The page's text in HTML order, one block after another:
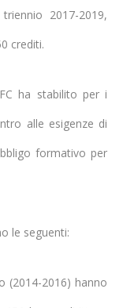
2017-2019,
crediti.
ha stabilito per i
alle esigenze di
formativo per
le seguenti:
(2014-2016) hanno